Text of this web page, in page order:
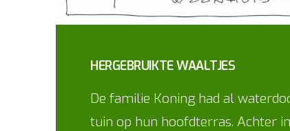
HERGEBRUIKTE WAALTJES
De familie Koning had al
tuin op hun hoofdterras. Achter